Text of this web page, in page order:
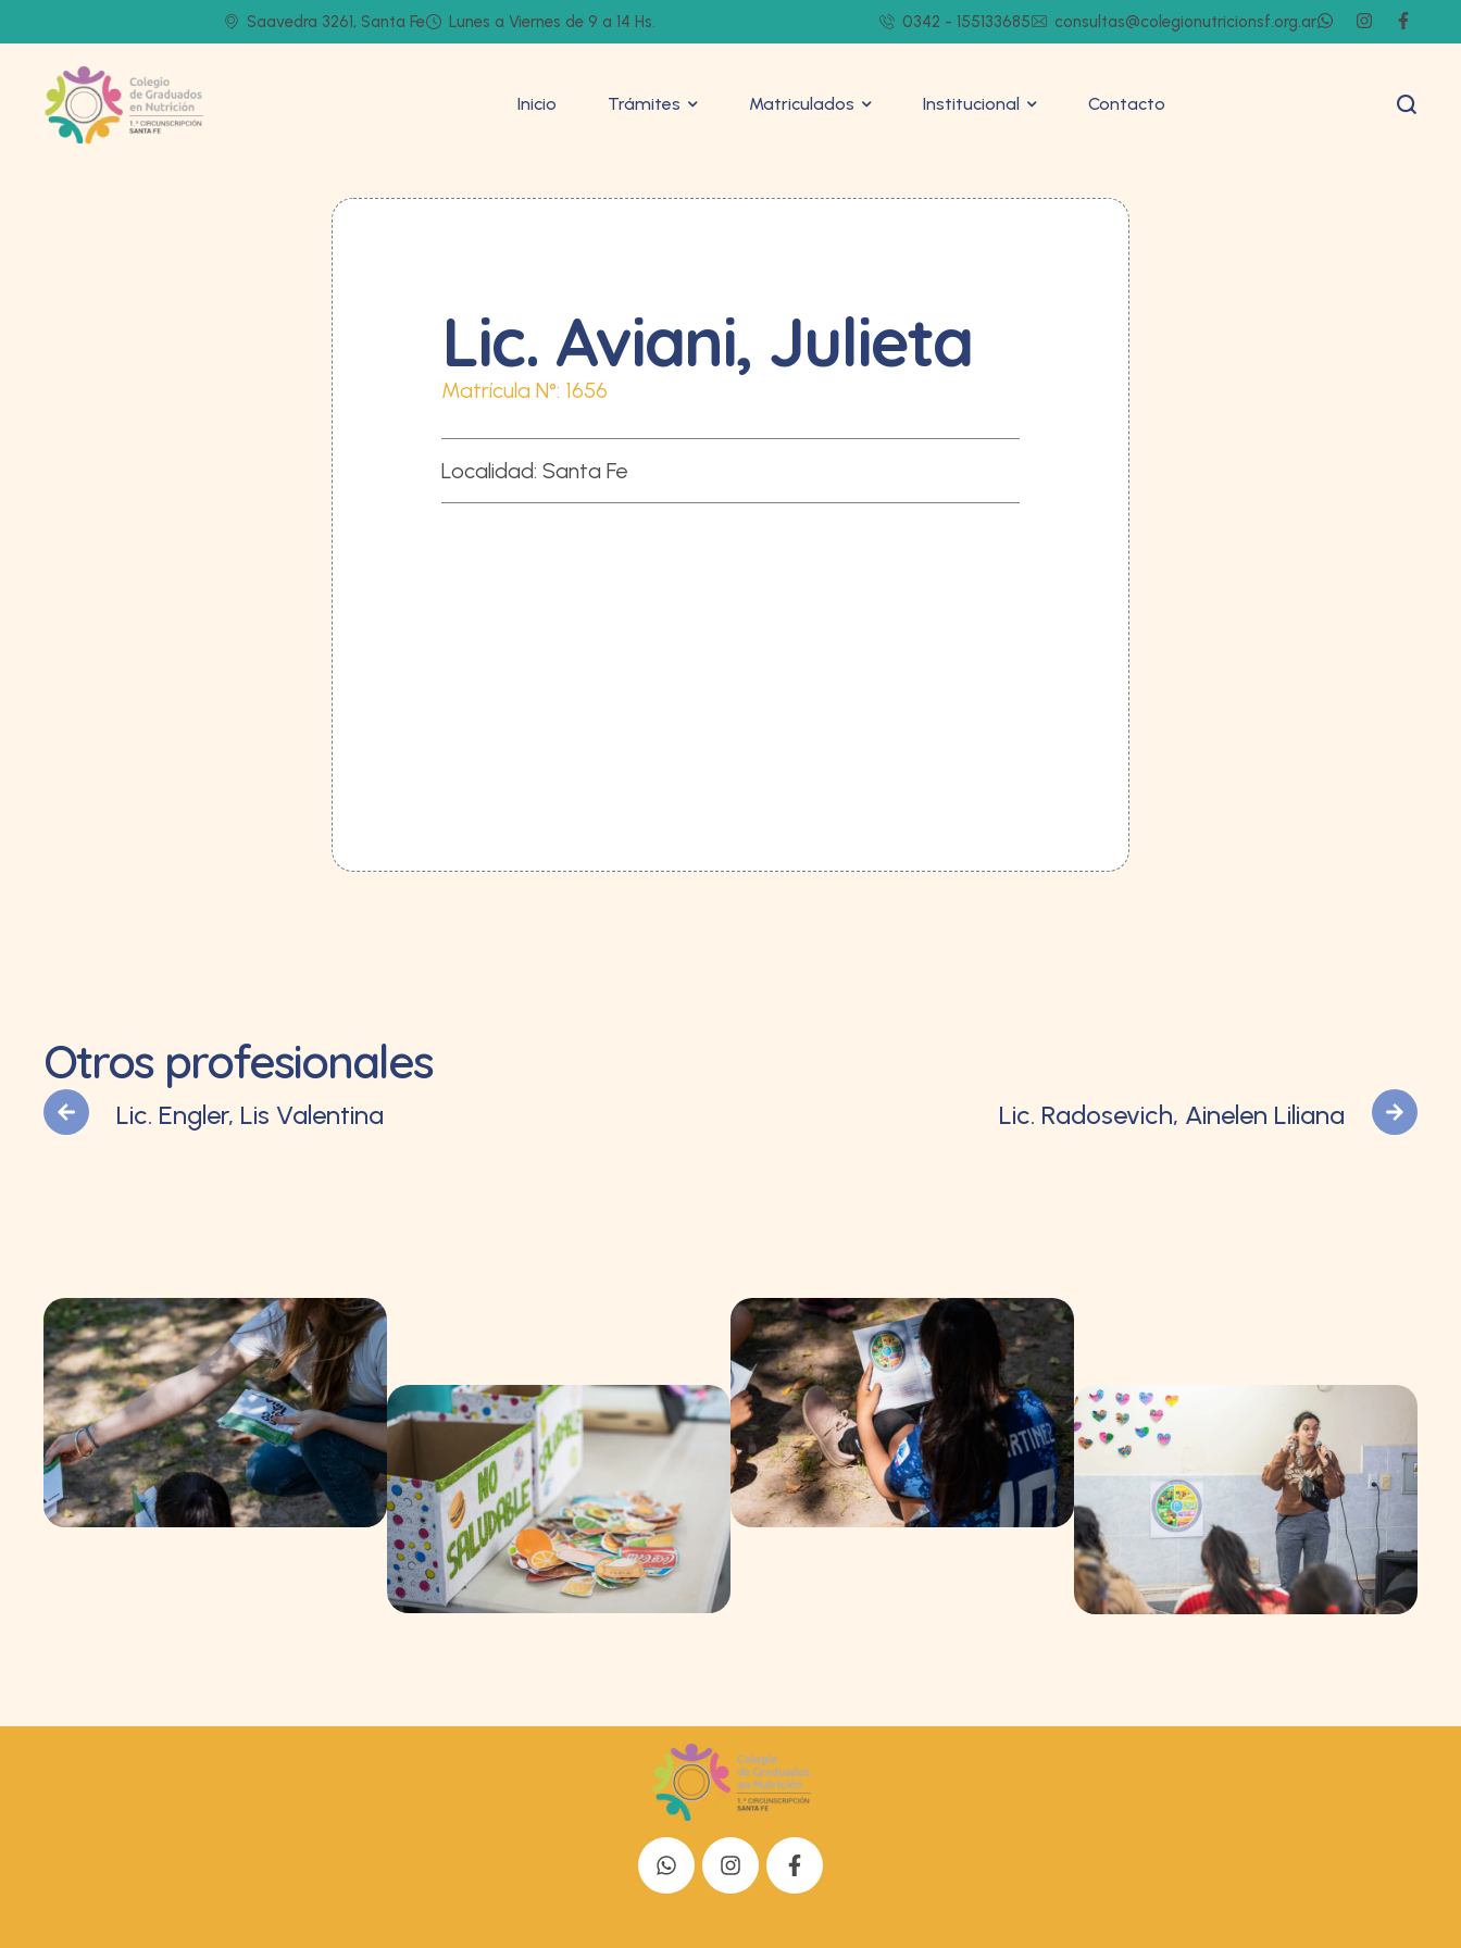
Saavedra 3261, Santa Fe Lunes a Viernes de 9 a 14 Hs. 0342 - 155133685 consultas@colegionutricionsf.org.ar
Inicio Trámites Matriculados Institucional Contacto
Lic. Aviani, Julieta
Matrícula N°: 1656
Localidad: Santa Fe
Otros profesionales
Lic. Engler, Lis Valentina Lic. Radosevich, Ainelen Liliana